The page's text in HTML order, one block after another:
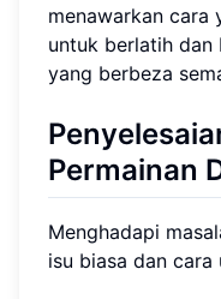
menawarkan cara
untuk berlatih dan
yang berbeza
Permainan
Menghadapi
isu biasa dan